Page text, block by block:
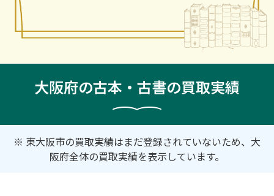
大阪府の古本・古書の買取実績
※ 東大阪市の買取実績はまだ登録されていないため、大
阪府全体の買取実績を表示しています。